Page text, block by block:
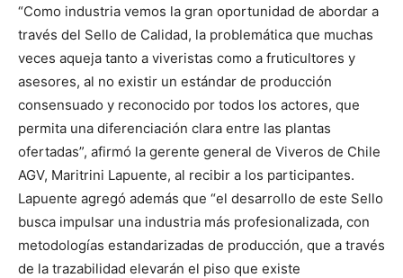
“Como industria vemos la gran oportunidad de abordar a
través del Sello de Calidad, la problemática que muchas
veces aqueja tanto a viveristas como a fruticultores y
asesores, al no existir un estándar de producción
consensuado y reconocido por todos los actores, que
permita una diferenciación clara entre las plantas
ofertadas”, afirmó la gerente general de Viveros de Chile
AGV, Maritrini Lapuente, al recibir a los participantes.
Lapuente agregó además que “el desarrollo de este Sello
busca impulsar una industria más profesionalizada, con
metodologías estandarizadas de producción, que a través
de la trazabilidad elevarán el piso que existe